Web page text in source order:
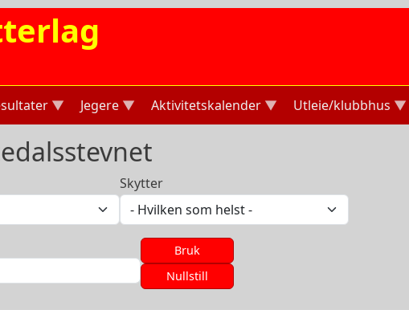
Jegere Aktivitetskalender Utleie/klubbhus
Skytter